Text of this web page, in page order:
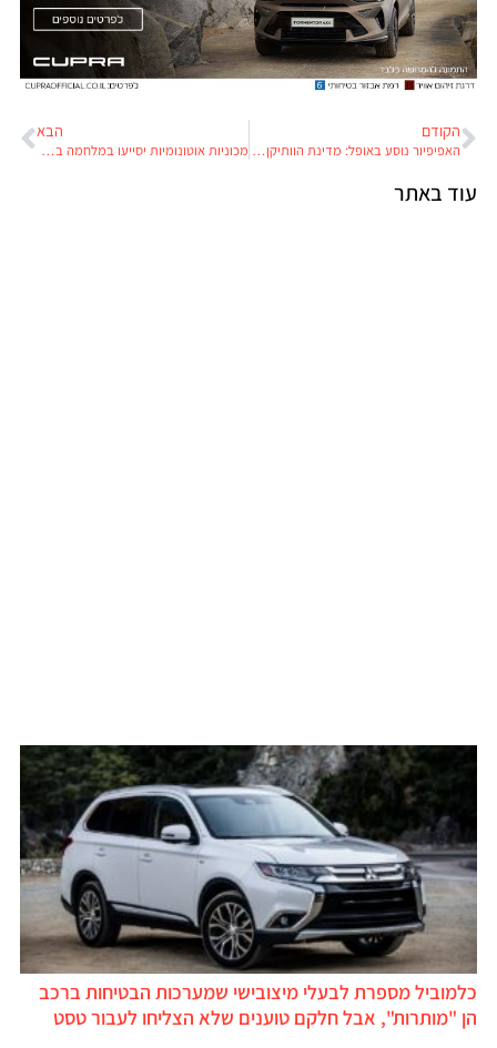
הקודם
האפיפיור נוסע באופל: מדינת הוותיקן נלחמת בהתחממות הגלובלית
הבא
מכוניות אוטונומיות יסייעו במלחמה בפשע?
עוד באתר
כלמוביל מספרת לבעלי מיצובישי שמערכות הבטיחות ברכב
הן "מותרות", אבל חלקם טוענים שלא הצליחו לעבור טסט